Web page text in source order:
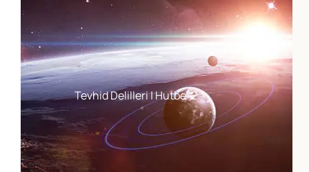
Tevhid Delilleri | Hutbe-2